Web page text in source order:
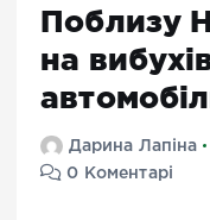
Поблизу
на
Дарина Лапіна
0 Коментарі